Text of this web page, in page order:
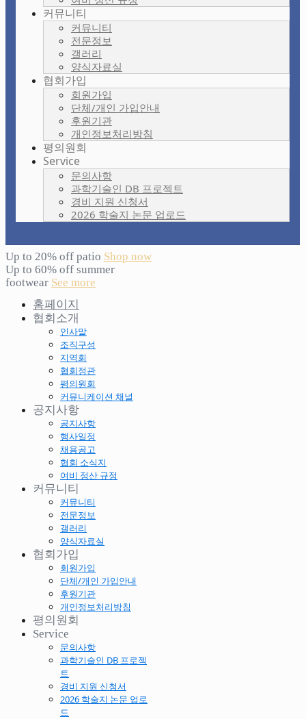
커뮤니티
커뮤니티
전문정보
갤러리
양식자료실
협회가입
회원가입
단체/개인 가입안내
후원기관
개인정보처리방침
평의원회
Service
문의사항
과학기술인 DB 프로젝트
경비 지원 신청서
2026 학술지 논문 업로드
Up to 20% off patio Shop now
Up to 60% off summer
footwear See more
홈페이지
협회소개
인사말
조직구성
지역회
협회정관
평의원회
커뮤니케이션 채널
공지사항
공지사항
행사일정
채용공고
협회 소식지
여비 정산 규정
커뮤니티
커뮤니티
전문정보
갤러리
양식자료실
협회가입
회원가입
단체/개인 가입안내
후원기관
개인정보처리방침
평의원회
Service
문의사항
과학기술인 DB 프로젝
트
경비 지원 신청서
2026 학술지 논문 업로
드